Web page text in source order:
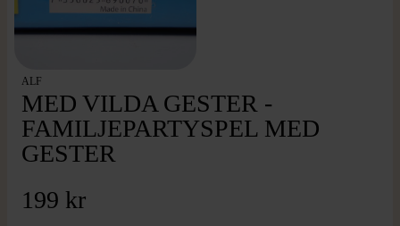
ALF
MED VILDA GESTER -
FAMILJEPARTYSPEL MED
GESTER
199 kr